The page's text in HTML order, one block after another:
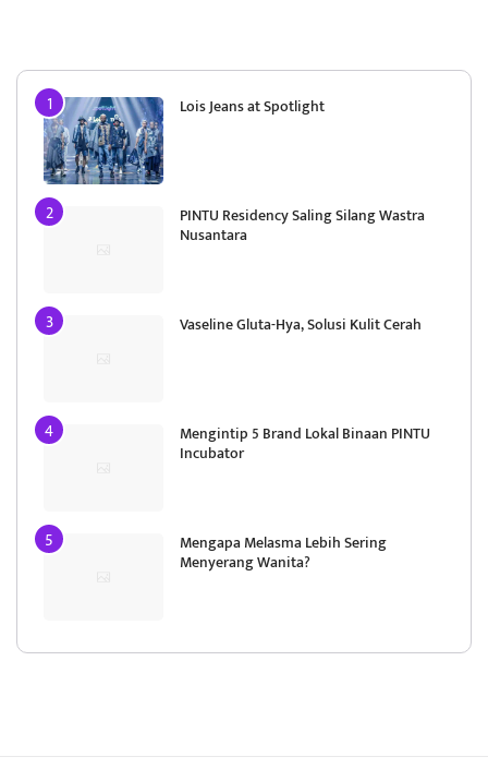
Lois Jeans at Spotlight
PINTU Residency Saling Silang Wastra
Nusantara
Vaseline Gluta-Hya, Solusi Kulit Cerah
Mengintip 5 Brand Lokal Binaan PINTU
Incubator
Mengapa Melasma Lebih Sering
Menyerang Wanita?